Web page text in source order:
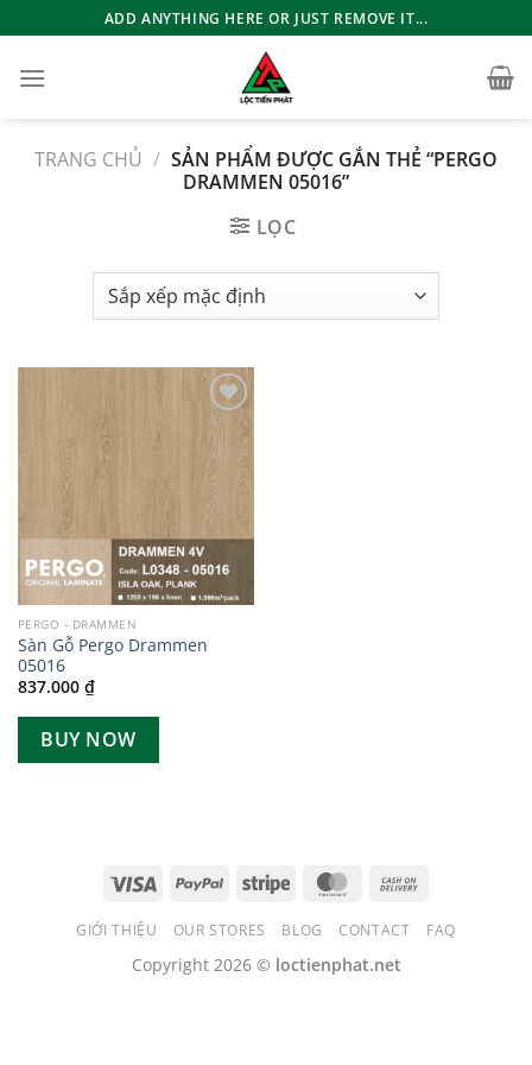
qua
nội
ADD ANYTHING HERE OR JUST REMOVE IT...
TRANG CHỦ / SẢN PHẨM ĐƯỢC GẮN THẺ “PERGO
DRAMMEN 05016”
LỌC
Add to
wishlist
PERGO - DRAMMEN
Sàn Gỗ Pergo Drammen
05016
837.000 ₫
BUY NOW
GIỚI THIỆU OUR STORES BLOG CONTACT FAQ
Copyright 2026 © loctienphat.net